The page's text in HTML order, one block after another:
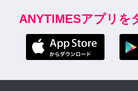
ANYTIMESアプリを